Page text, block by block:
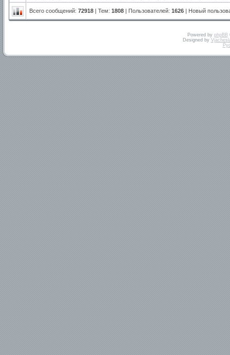
Всего сообщений: 72918 | Тем: 1808 | Пользователей: 1626 | Новый
Powered by phpBB
Designed by